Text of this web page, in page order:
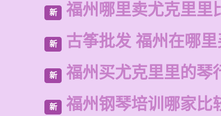
新 福州哪里卖尤克里里
新 古筝批发 福州在哪
新 福州买尤克里里的琴
新 福州钢琴培训哪家比